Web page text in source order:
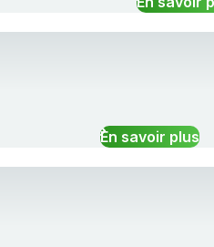
En savoir plus